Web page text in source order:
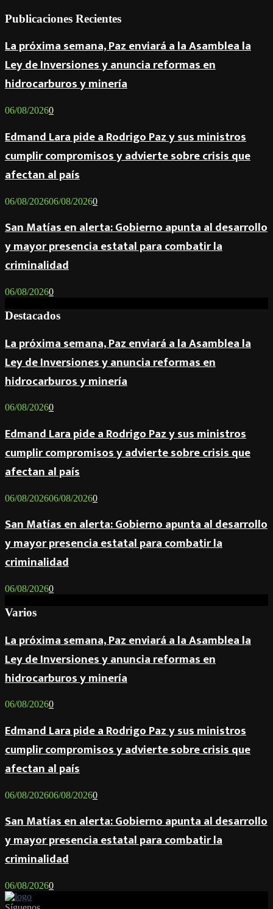
Publicaciones Recientes
La próxima semana, Paz enviará a la Asamblea la
Ley de Inversiones y anuncia reformas en
hidrocarburos y minería
06/08/20260
Edmand Lara pide a Rodrigo Paz y sus ministros
cumplir compromisos y advierte sobre crisis que
afectan al país
06/08/202606/08/20260
San Matías en alerta: Gobierno apunta al desarrollo
y mayor presencia estatal para combatir la
criminalidad
06/08/20260
Destacados
La próxima semana, Paz enviará a la Asamblea la
Ley de Inversiones y anuncia reformas en
hidrocarburos y minería
06/08/20260
Edmand Lara pide a Rodrigo Paz y sus ministros
cumplir compromisos y advierte sobre crisis que
afectan al país
06/08/202606/08/20260
San Matías en alerta: Gobierno apunta al desarrollo
y mayor presencia estatal para combatir la
criminalidad
06/08/20260
Varios
La próxima semana, Paz enviará a la Asamblea la
Ley de Inversiones y anuncia reformas en
hidrocarburos y minería
06/08/20260
Edmand Lara pide a Rodrigo Paz y sus ministros
cumplir compromisos y advierte sobre crisis que
afectan al país
06/08/202606/08/20260
San Matías en alerta: Gobierno apunta al desarrollo
y mayor presencia estatal para combatir la
criminalidad
06/08/20260